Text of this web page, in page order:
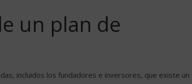
un plan de
incluidos los fundadores e inversores, que existe un